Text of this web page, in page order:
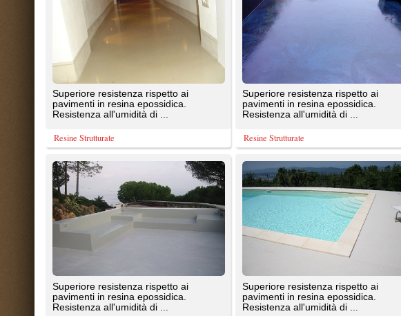
Resine Strutturate Resine Strutturate
pavimenti in resina epossidica.
Resistenza all'umidità di ...
Resine Strutturate
pavimenti in resina epossidica.
Resistenza all'umidità di ...
Resine Strutturate
cariche per
tricomponente
Pavimentidiresina.it
Rivestimento a spessore (3 mm) a
base di emulsioni poliacriliche
modificate con silicati. Campi ...
Il prodotti innovativi della linea Infinity
per interni e per esterni sono pensati
per soddisfare ...
Pavimenti in
materico con